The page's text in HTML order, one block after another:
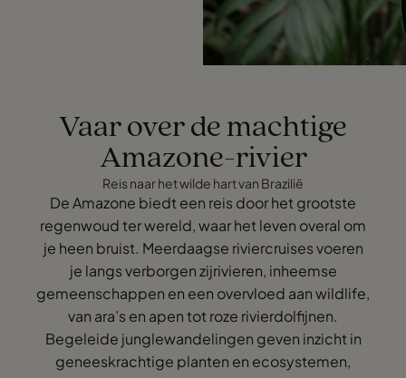
Vaar over de machtige
Amazone-rivier
Reis naar het wilde hart van Brazilië
De Amazone biedt een reis door het grootste
regenwoud ter wereld, waar het leven overal om
je heen bruist. Meerdaagse riviercruises voeren
je langs verborgen zijrivieren, inheemse
gemeenschappen en een overvloed aan wildlife,
van ara’s en apen tot roze rivierdolfijnen.
Begeleide junglewandelingen geven inzicht in
geneeskrachtige planten en ecosystemen,